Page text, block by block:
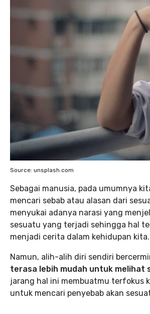
Source: unsplash.com
Sebagai manusia, pada umumnya
mencari sebab atau alasan dari
menyukai adanya narasi yang
sesuatu yang terjadi sehingga hal
menjadi cerita dalam kehidupan kita.
Namun, alih-alih diri sendiri
terasa lebih mudah untuk melihat
jarang hal ini membuatmu terfokus
untuk mencari penyebab akan